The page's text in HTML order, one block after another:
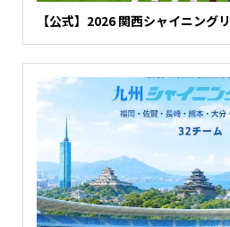
【公式】2026 関西シャイニング